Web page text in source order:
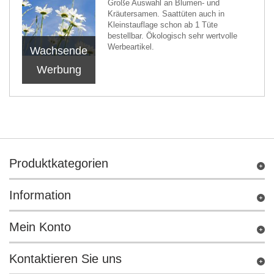
Wachsende
Werbung
Große Auswahl an Blumen- und
Kräutersamen. Saattüten auch in
Kleinstauflage schon ab 1 Tüte
bestellbar. Ökologisch sehr wertvolle
Werbeartikel.
Produktkategorien
Information
Mein Konto
Kontaktieren Sie uns